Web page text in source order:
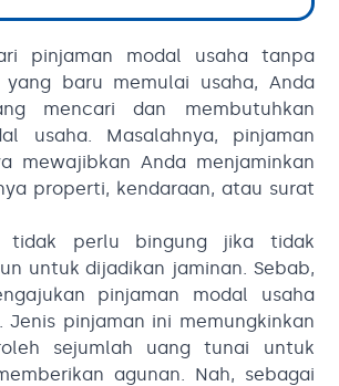
pinjaman modal usaha tanpa
yang baru memulai usaha, Anda
mencari dan membutuhkan
usaha. Masalahnya, pinjaman
mewajibkan Anda menjaminkan
properti, kendaraan, atau surat
tidak perlu bingung jika tidak
untuk dijadikan jaminan. Sebab,
pinjaman modal usaha
Jenis pinjaman ini memungkinkan
sejumlah uang tunai untuk
agunan. Nah, sebagai